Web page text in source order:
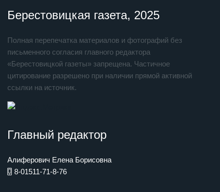
Берестовицкая газета, 2025
Полная перепечатка материалов и фотографий без
письменного согласия главного редактора
«Берестовицкой газеты» запрещена. Частичное
цитирование разрешено при наличии прямой активной
ссылки на источник.
Главный редактор
Алиферович Елена Борисовна
8-01511-71-8-76